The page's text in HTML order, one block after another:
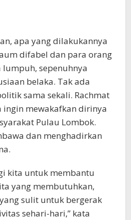
apa yang dilakukannya
difabel dan para orang
sepenuhnya
belaka. Tak ada
sama sekali. Rachmat
ingin mewakafkan dirinya
Pulau Lombok.
dan menghadirkan
kita untuk membantu
yang membutuhkan,
sulit untuk bergerak
sehari-hari,” kata